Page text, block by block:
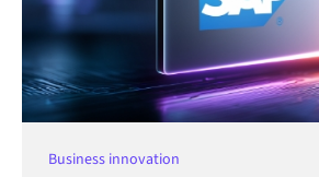
Business innovation